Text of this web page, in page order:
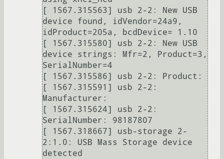
[ 1567.315563] usb 2-2: New USB
device found, idVendor=24a9,
idProduct=205a, bcdDevice= 1.10
[ 1567.315580] usb 2-2: New USB
device strings: Mfr=2, Product=3,
SerialNumber=4
[ 1567.315586] usb 2-2: Product:
[ 1567.315591] usb 2-2:
Manufacturer:
[ 1567.315624] usb 2-2:
SerialNumber: 98187807
[ 1567.318667] usb-storage 2-
2:1.0: USB Mass Storage device
detected